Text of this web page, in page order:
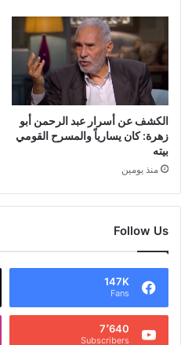
الكشف عن أسرار عبد الرحمن أبو
زهرة: كان يسارياً والمسرح القومي
بيته
منذ يومين
Follow Us
147K
Fans
7٬640
Subscribers